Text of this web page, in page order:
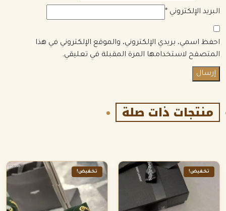
البريد الإلكتروني *
احفظ اسمي، بريدي الإلكتروني، والموقع الإلكتروني في هذا
المتصفح لاستخدامها المرة المقبلة في تعليقي.
منتجات ذات صلة
تخفيض! تخفيض!